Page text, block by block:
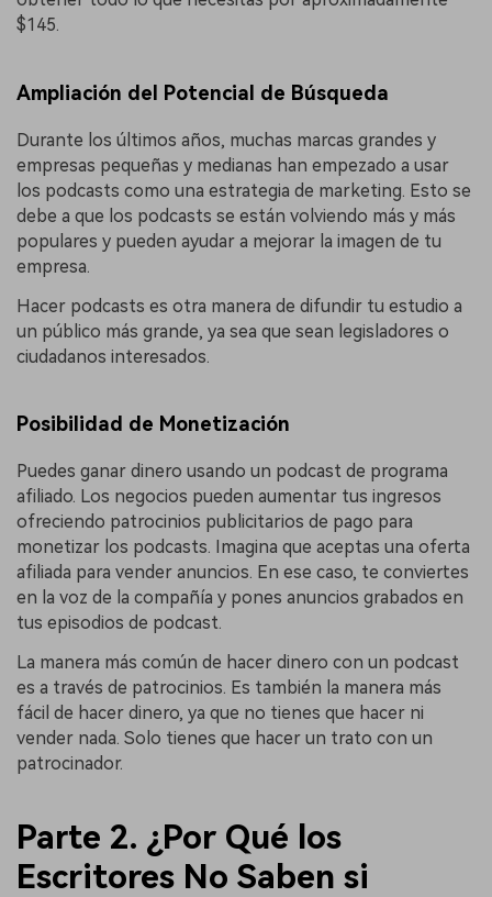
$145.
Ampliación del Potencial de Búsqueda
Durante los últimos años, muchas marcas grandes y
empresas pequeñas y medianas han empezado a usar
los podcasts como una estrategia de marketing. Esto se
debe a que los podcasts se están volviendo más y más
populares y pueden ayudar a mejorar la imagen de tu
empresa.
Hacer podcasts es otra manera de difundir tu estudio a
un público más grande, ya sea que sean legisladores o
ciudadanos interesados.
Posibilidad de Monetización
Puedes ganar dinero usando un podcast de programa
afiliado. Los negocios pueden aumentar tus ingresos
ofreciendo patrocinios publicitarios de pago para
monetizar los podcasts. Imagina que aceptas una oferta
afiliada para vender anuncios. En ese caso, te conviertes
en la voz de la compañía y pones anuncios grabados en
tus episodios de podcast.
La manera más común de hacer dinero con un podcast
es a través de patrocinios. Es también la manera más
fácil de hacer dinero, ya que no tienes que hacer ni
vender nada. Solo tienes que hacer un trato con un
patrocinador.
Parte 2. ¿Por Qué los
Escritores No Saben si